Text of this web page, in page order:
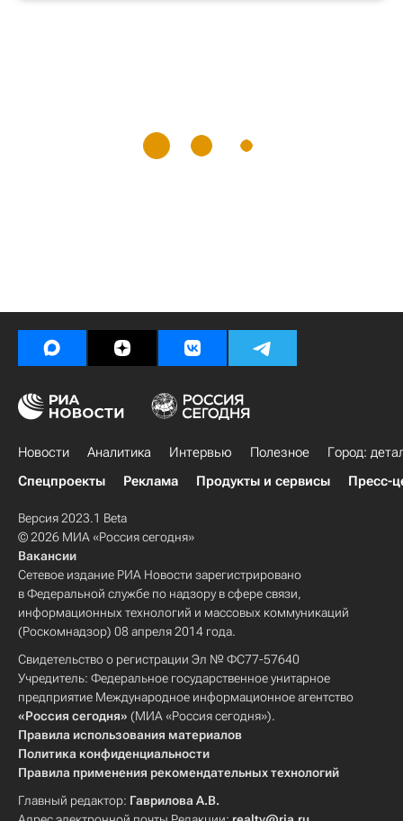
Новости Аналитика Интервью Полезное
Город:
Спецпроекты
Реклама Продукты и сервисы Пресс-
Версия 2023.1 Beta
© 2026 МИА «Россия сегодня»
Вакансии
Сетевое издание РИА Новости зарегистрировано
в Федеральной службе по надзору в сфере связи,
информационных технологий и массовых коммуникаций
(Роскомнадзор) 08 апреля 2014 года.
Свидетельство о регистрации Эл № ФС77-57640
Учредитель: Федеральное государственное унитарное
предприятие Международное информационное агентство
«Россия сегодня» (МИА «Россия сегодня»).
Правила использования материалов
Политика конфиденциальности
Правила применения рекомендательных технологий
Главный редактор: Гаврилова А.В.